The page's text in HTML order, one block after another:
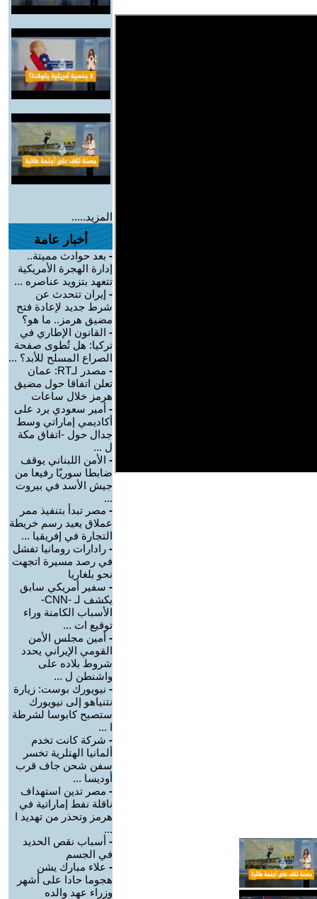
المزيد.....
أخبار عامة
- بعد حوادث مميتة..
إدارة الهجرة الأمريكية
تتعهد بتزويد عناصره ...
- إيران تتحدث عن
شرط جديد لإعادة فتح
مضيق هرمز.. ما هو؟
- القانون الإطاري في
تركيا: هل تُطوى صفحة
الصراع المسلح للأبد؟ ...
-
مصدر لـRT: عمان
تعلن اتفاقا حول مضيق
هرمز خلال ساعات
- أمير سعودي يرد على
أكاديمي إماراتي وسط
جدال حول -اتفاق مكة
ل ...
- الأمن اللبناني يوقف
ضابطا سوريّا رفيعا من
جيش الأسد في بيروت
...
- مصر تبدأ بتنفيذ ممر
عملاق يعيد رسم خريطة
التجارة في إفريقيا ...
- رادارات رومانيا تفشل
في رصد مسيرة اتجهت
نحو بلغاريا
- سفير أمريكي سابق
يكشف لـ -CNN-
الأسباب الكامنة وراء
توقيع ات ...
- أمين مجلس الأمن
القومي الإيراني يحدد
شروط بلاده على
واشنطن ل ...
- نيويورك بوست: زيارة
نتنياهو إلى نيويورك
ستصبح كابوسا لشرطة
ا ...
- شركة كانت تخدم
ألمانيا الهتلرية تخسر
سفن شحن جاف قرب
أوديسا ...
- مصر تدين استهداف
ناقلة نفط إماراتية في
هرمز وتحذر من تهديد ا
...
- أسباب نقص الحديد
في الجسم
- علاء مبارك يشن
هجوما حادا على أشهر
وزراء عهد والده